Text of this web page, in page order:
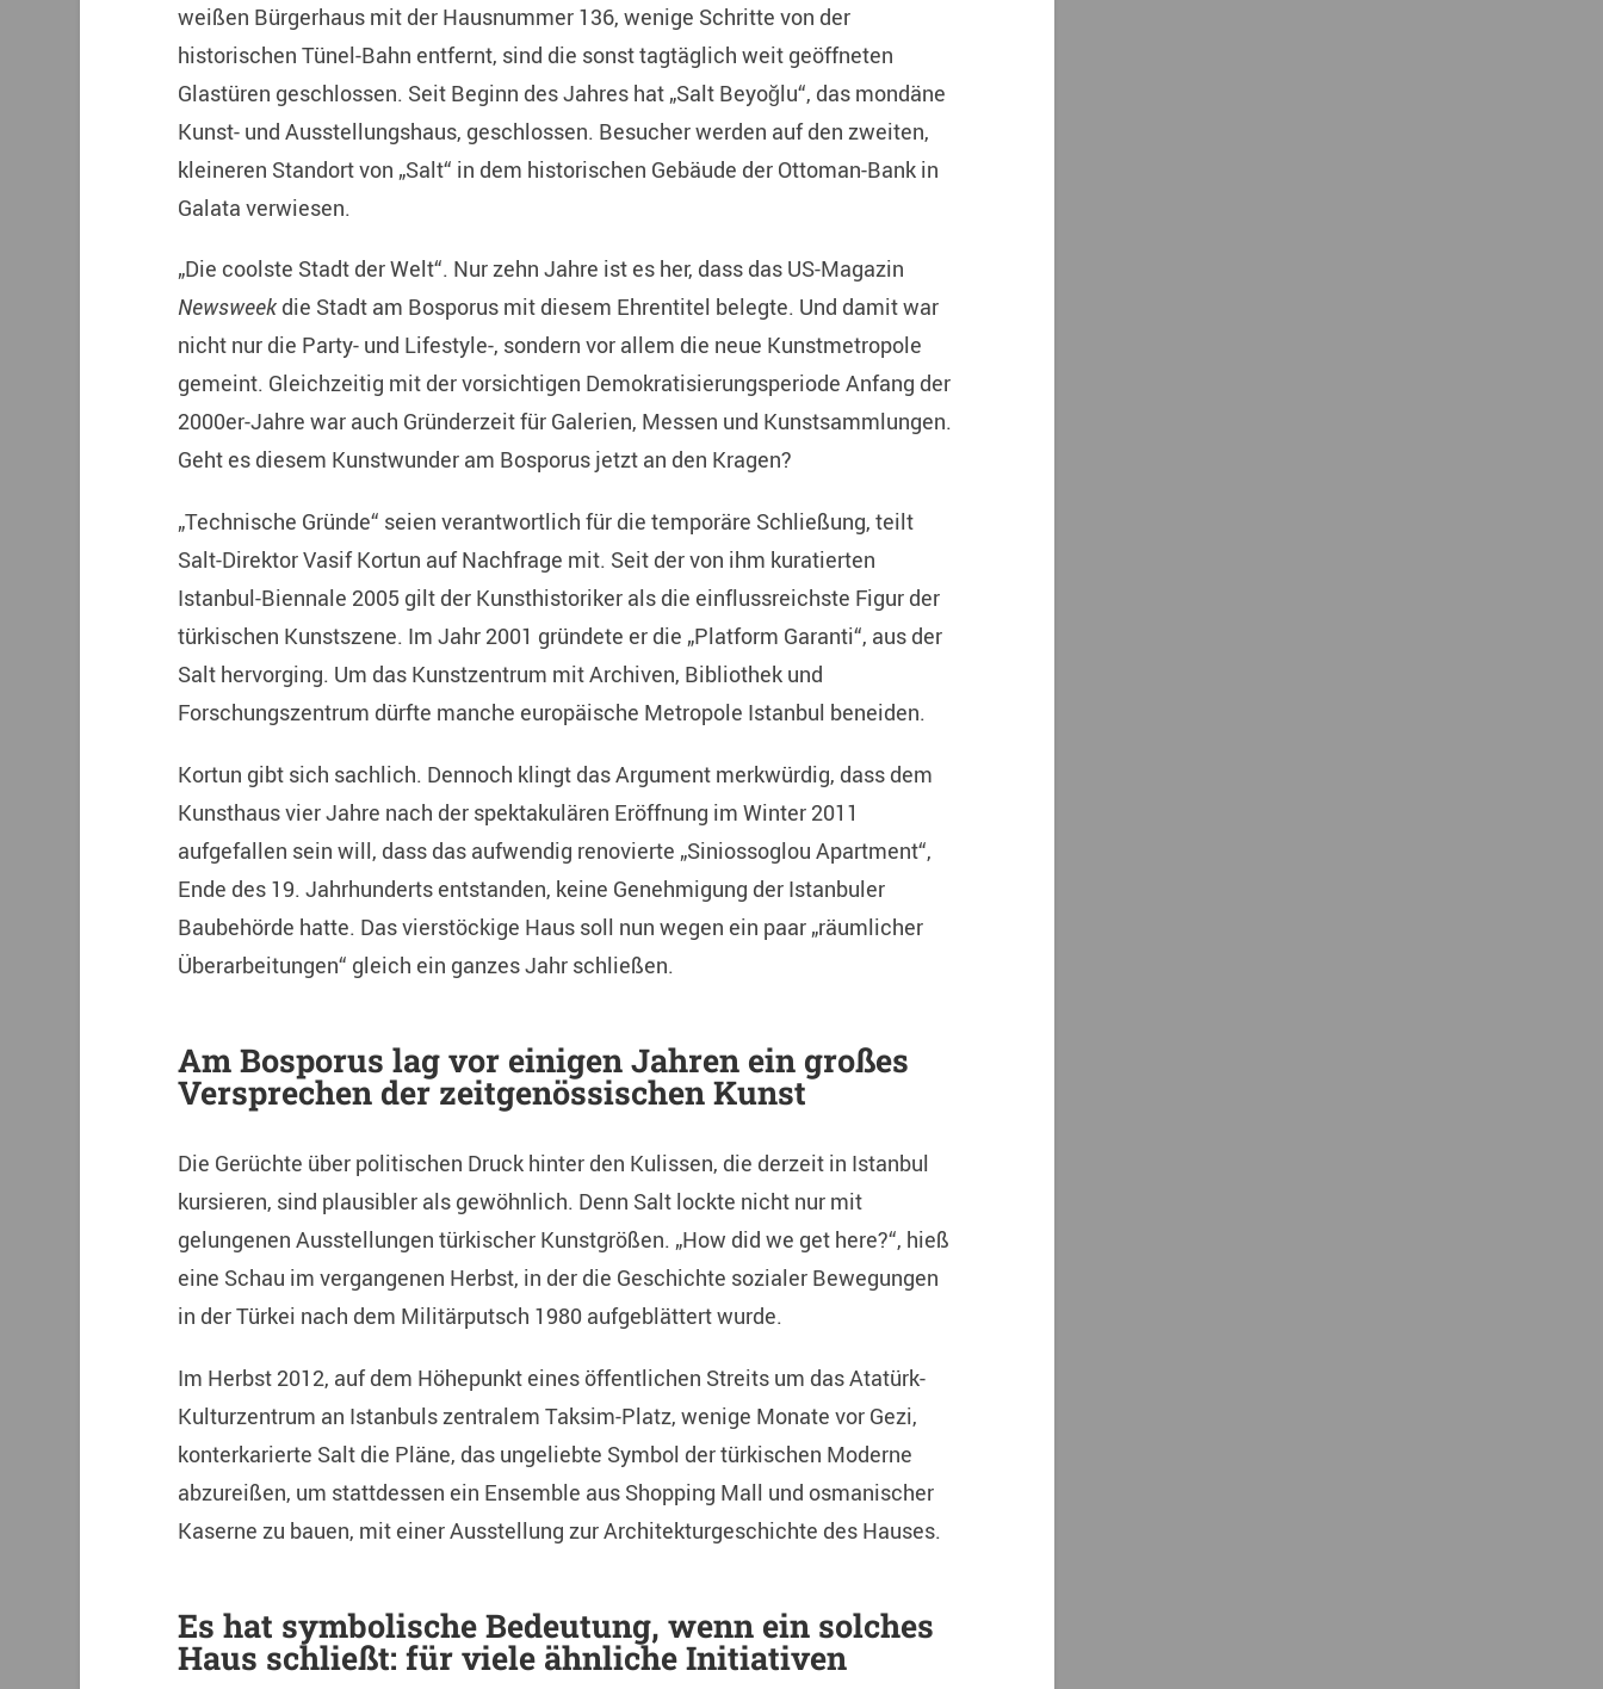
weißen Bürgerhaus mit der Hausnummer 136, wenige Schritte von der
historischen Tünel-Bahn entfernt, sind die sonst tagtäglich weit geöffneten
Glastüren geschlossen. Seit Beginn des Jahres hat „Salt Beyoğlu“, das mondäne
Kunst- und Ausstellungshaus, geschlossen. Besucher werden auf den zweiten,
kleineren Standort von „Salt“ in dem historischen Gebäude der Ottoman-Bank in
Galata verwiesen.
„Die coolste Stadt der Welt“. Nur zehn Jahre ist es her, dass das US-Magazin
Newsweek die Stadt am Bosporus mit diesem Ehrentitel belegte. Und damit war
nicht nur die Party- und Lifestyle-, sondern vor allem die neue Kunstmetropole
gemeint. Gleichzeitig mit der vorsichtigen Demokratisierungsperiode Anfang der
2000er-Jahre war auch Gründerzeit für Galerien, Messen und Kunstsammlungen.
Geht es diesem Kunstwunder am Bosporus jetzt an den Kragen?
„Technische Gründe“ seien verantwortlich für die temporäre Schließung, teilt
Salt-Direktor Vasif Kortun auf Nachfrage mit. Seit der von ihm kuratierten
Istanbul-Biennale 2005 gilt der Kunsthistoriker als die einflussreichste Figur der
türkischen Kunstszene. Im Jahr 2001 gründete er die „Platform Garanti“, aus der
Salt hervorging. Um das Kunstzentrum mit Archiven, Bibliothek und
Forschungszentrum dürfte manche europäische Metropole Istanbul beneiden.
Kortun gibt sich sachlich. Dennoch klingt das Argument merkwürdig, dass dem
Kunsthaus vier Jahre nach der spektakulären Eröffnung im Winter 2011
aufgefallen sein will, dass das aufwendig renovierte „Siniossoglou Apartment“,
Ende des 19. Jahrhunderts entstanden, keine Genehmigung der Istanbuler
Baubehörde hatte. Das vierstöckige Haus soll nun wegen ein paar „räumlicher
Überarbeitungen“ gleich ein ganzes Jahr schließen.
Am Bosporus lag vor einigen Jahren ein großes
Versprechen der zeitgenössischen Kunst
Die Gerüchte über politischen Druck hinter den Kulissen, die derzeit in Istanbul
kursieren, sind plausibler als gewöhnlich. Denn Salt lockte nicht nur mit
gelungenen Ausstellungen türkischer Kunstgrößen. „How did we get here?“, hieß
eine Schau im vergangenen Herbst, in der die Geschichte sozialer Bewegungen
in der Türkei nach dem Militärputsch 1980 aufgeblättert wurde.
Im Herbst 2012, auf dem Höhepunkt eines öffentlichen Streits um das Atatürk-
Kulturzentrum an Istanbuls zentralem Taksim-Platz, wenige Monate vor Gezi,
konterkarierte Salt die Pläne, das ungeliebte Symbol der türkischen Moderne
abzureißen, um stattdessen ein Ensemble aus Shopping Mall und osmanischer
Kaserne zu bauen, mit einer Ausstellung zur Architekturgeschichte des Hauses.
Es hat symbolische Bedeutung, wenn ein solches
Haus schließt: für viele ähnliche Initiativen